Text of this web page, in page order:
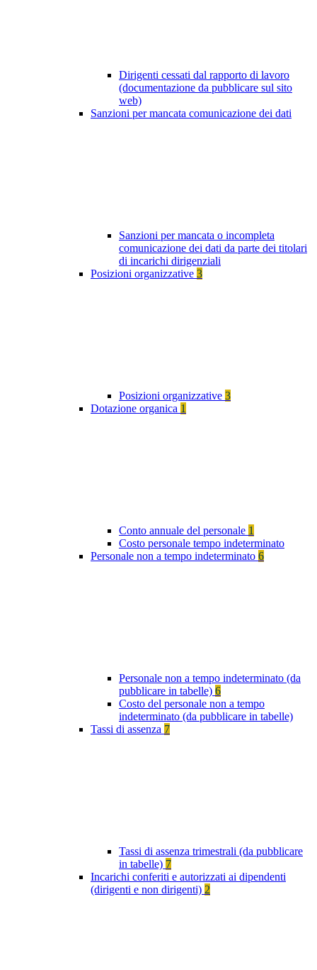
Dirigenti cessati dal rapporto di lavoro
(documentazione da pubblicare sul sito
web)
Sanzioni per mancata comunicazione dei dati
Sanzioni per mancata o incompleta
comunicazione dei dati da parte dei titolari
di incarichi dirigenziali
Posizioni organizzative 3
Posizioni organizzative 3
Dotazione organica 1
Conto annuale del personale 1
Costo personale tempo indeterminato
Personale non a tempo indeterminato 6
Personale non a tempo indeterminato (da
pubblicare in tabelle) 6
Costo del personale non a tempo
indeterminato (da pubblicare in tabelle)
Tassi di assenza 7
Tassi di assenza trimestrali (da pubblicare
in tabelle) 7
Incarichi conferiti e autorizzati ai dipendenti
(dirigenti e non dirigenti) 2